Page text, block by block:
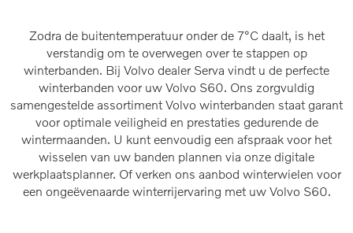
Zodra de buitentemperatuur onder de 7°C daalt, is het
verstandig om te overwegen over te stappen op
winterbanden. Bij Volvo dealer Serva vindt u de perfecte
winterbanden voor uw Volvo S60. Ons zorgvuldig
samengestelde assortiment Volvo winterbanden staat garant
voor optimale veiligheid en prestaties gedurende de
wintermaanden. U kunt eenvoudig een afspraak voor het
wisselen van uw banden plannen via onze digitale
werkplaatsplanner. Of verken ons aanbod winterwielen voor
een ongeëvenaarde winterrijervaring met uw Volvo S60.